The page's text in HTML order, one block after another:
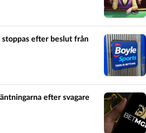
stoppas efter beslut från
efter svagare